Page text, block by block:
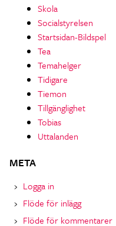
Skola
Socialstyrelsen
Startsidan-Bildspel
Tea
Temahelger
Tidigare
Tiemon
Tillgänglighet
Tobias
Uttalanden
META
Logga in
Flöde för inlägg
Flöde för kommentarer